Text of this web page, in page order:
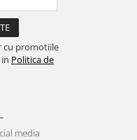
cu promotiile
Politica de
media